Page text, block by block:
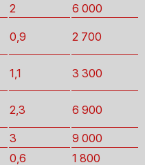
2
6 000
0,9 2 700
1,1 3 300
2,3 6 900
3
9 000
0,6 1 800